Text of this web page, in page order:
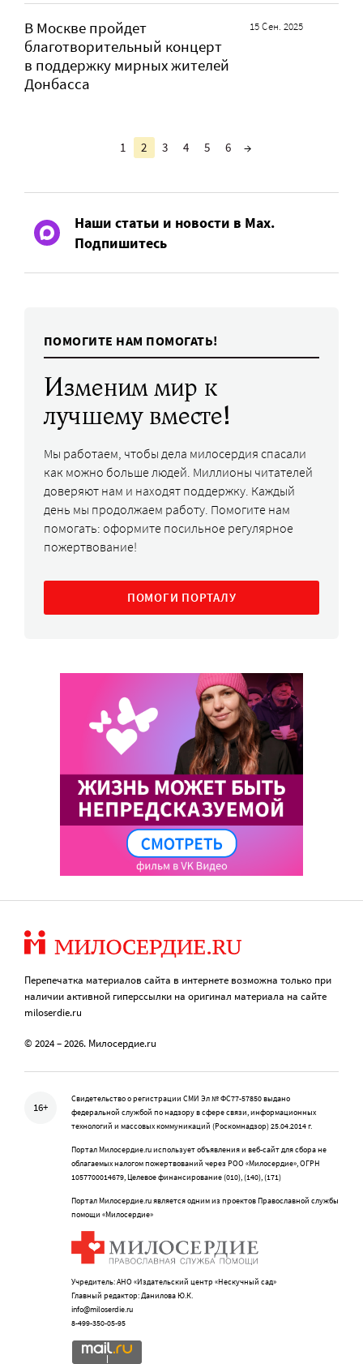
В Москве пройдет
благотворительный концерт
в поддержку мирных жителей
Донбасса
15 Сен. 2025
1 2 3 4 5 6 →
Наши статьи и новости в Max.
Подпишитесь
ПОМОГИТЕ НАМ ПОМОГАТЬ!
Изменим мир к
лучшему вместе!
Мы работаем, чтобы дела милосердия спасали
как можно больше людей. Миллионы читателей
доверяют нам и находят поддержку. Каждый
день мы продолжаем работу. Помогите нам
помогать: оформите посильное регулярное
пожертвование!
ПОМОГИ ПОРТАЛУ
Перепечатка материалов сайта в интернете возможна только при
наличии активной гиперссылки на оригинал материала на сайте
miloserdie.ru
© 2024 – 2026. Милосердие.ru
16+
Свидетельство о регистрации СМИ Эл № ФС77-57850 выдано
федеральной службой по надзору в сфере связи, информационных
технологий и массовых коммуникаций (Роскомнадзор) 25.04.2014 г.
Портал Милосердие.ru использует объявления и веб-сайт для сбора не
облагаемых налогом пожертвований через РОО «Милосердие», ОГРН
1057700014679, Целевое финансирование (010), (140), (171)
Портал Милосердие.ru является одним из проектов Православной службы
помощи «Милосердие»
Учредитель: АНО «Издательский центр «Нескучный сад»
Главный редактор: Данилова Ю.К.
info@miloserdie.ru
8-499-350-05-95